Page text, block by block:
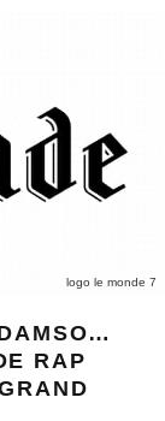
logo le monde 7
RAP